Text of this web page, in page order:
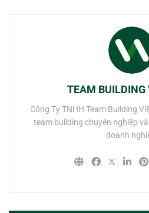
TEAM BUILDING
Công Ty TNHH Team Building
team building chuyên nghiệp
doanh